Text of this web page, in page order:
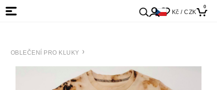
Kč / CZK
0
OBLEČENÍ PRO KLUKY